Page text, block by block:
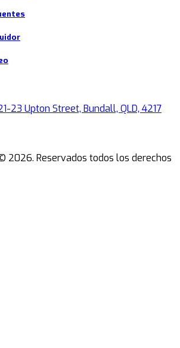
23 Upton Street, Bundall, QLD, 4217
2026. Reservados todos los derechos